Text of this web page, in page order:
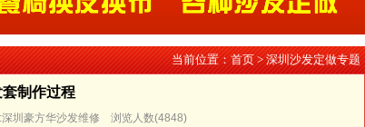
当前位置：首页>深圳沙发定做专题
制作过程
圳豪方华沙发维修 浏览人数(4848)